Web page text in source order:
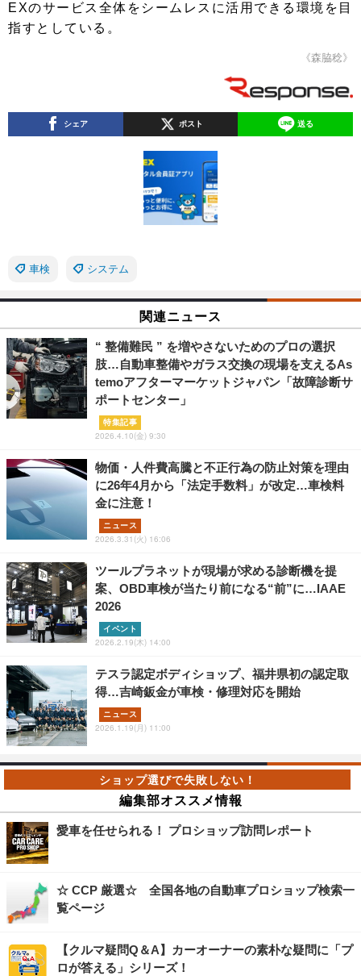
EXのサービス全体をシームレスに活用できる環境を目
指すとしている。
《森脇稔》
シェア ポスト 送る
車検 システム
関連ニュース
“ 整備難民 ” を増やさないためのプロの選択
肢…自動車整備やガラス交換の現場を支えるAs
temoアフターマーケットジャパン「故障診断サ
ポートセンター」
特集記事
2026.4.10(金) 9:30
物価・人件費高騰と不正行為の防止対策を理由
に26年4月から「法定手数料」が改定…車検料
金に注意！
ニュース
2026.3.31(火) 16:06
ツールプラネットが現場が求める診断機を提
案、OBD車検が当たり前になる“前”に…IAAE
2026
イベント
2026.2.19(木) 14:00
テスラ認定ボディショップ、福井県初の認定取
得…吉崎鈑金が車検・修理対応を開始
ニュース
2026.1.19(月) 11:00
編集部オススメ情報
愛車を任せられる！ プロショップ訪問レポート
☆ CCP 厳選☆ 全国各地の自動車プロショップ検索一
覧ページ
【クルマ疑問Q＆A】カーオーナーの素朴な疑問に「プ
ロが答える」シリーズ！